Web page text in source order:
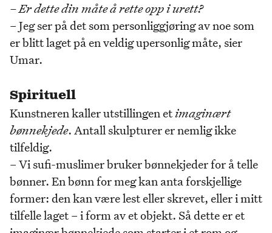
– Er dette din måte å rette opp i urett?
– Jeg ser på det som personliggjøring av noe som
er blitt laget på en veldig upersonlig måte, sier
Umar.
Spirituell
Kunstneren kaller utstillingen etimaginært
bønnekjede. Antall skulpturer er nemlig ikke
tilfeldig.
– Vi sufi-muslimer bruker bønnekjeder for å telle
bønner. En bønn for meg kan anta forskjellige
former: den kan være lest eller skrevet, eller i mitt
tilfelle laget – i form av et objekt. Så dette er et